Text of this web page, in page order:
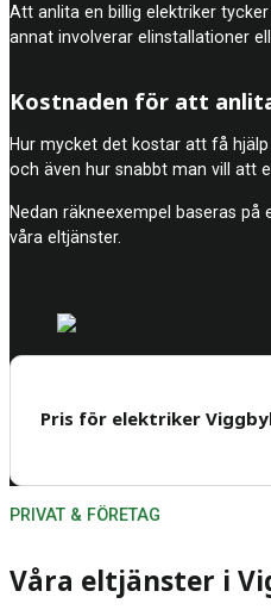
Att anlita en billig elektriker
annat involverar elinstallationer
Kostnaden för att
Hur mycket det kostar att få
och även hur snabbt man vill att
Nedan räkneexempel baseras
våra eltjänster.
Pris för elektriker
Våra eltjänster i
PRIVAT & FÖRETAG